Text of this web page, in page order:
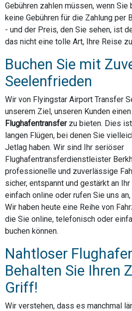
Gebühren zahlen müssen, wenn
keine Gebühren für die Zahlung per
- und der Preis, den Sie sehen, ist
das nicht eine tolle Art, Ihre Reise
Buchen Sie mit
Seelenfrieden
Wir von Flyingstar Airport Transfer
unserem Ziel, unseren Kunden einen
Flughafentransferzu bieten. Dies
langen Flügen, bei denen Sie
Jetlag haben. Wir sind Ihr seriöser
Flughafentransferdienstleister
professionelle und zuverlässige
sicher, entspannt und gestärkt an
einfach online oder rufen Sie uns
Wir haben heute eine Reihe von
die Sie online, telefonisch oder
buchen können.
Nahtloser
Behalten Sie Ihren
Griff!
Wir verstehen, dass es manchmal